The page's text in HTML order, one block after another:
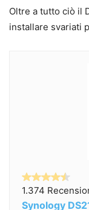
Oltre a tutto ciò il
installare svariati
1.374
Synology